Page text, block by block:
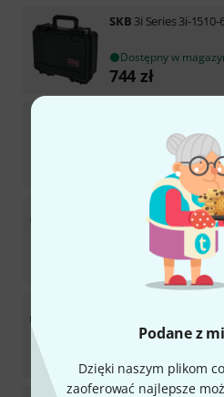
Podane z
Dzięki naszym plikom
zaoferować najlepsze
SKB 3i Series 3i-1510-
Dostępny w
744 zł
Dostępny w
3i Series 3i-1813-
Dostępny w
Dostępny w
1 111